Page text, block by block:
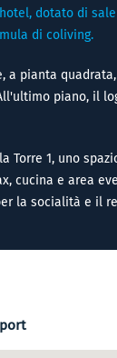
dotato di
di coliving.
a pianta
piano, il
Torre 1, uno
cucina e area
la socialità e il